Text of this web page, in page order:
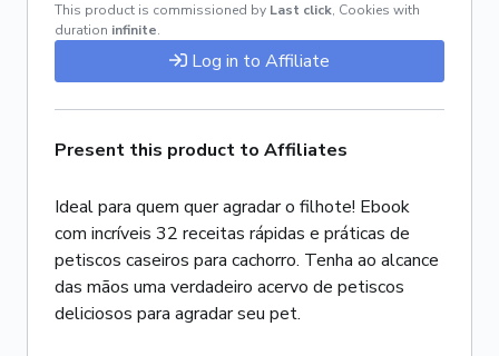
This product is commissioned by Last click, Cookies with
duration infinite.
Log in to Affiliate
Present this product to Affiliates
Ideal para quem quer agradar o filhote! Ebook
com incríveis 32 receitas rápidas e práticas de
petiscos caseiros para cachorro. Tenha ao alcance
das mãos uma verdadeiro acervo de petiscos
deliciosos para agradar seu pet.